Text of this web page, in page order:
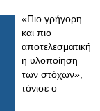
«Πιο γρήγορη
και πιο
αποτελεσματική
η υλοποίηση
των στόχων»,
τόνισε ο